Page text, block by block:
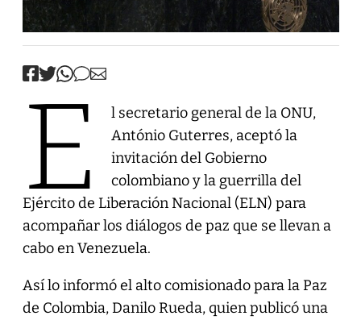
E
l secretario general de la ONU,
António Guterres, aceptó la
invitación del Gobierno
colombiano y la guerrilla del
Ejército de Liberación Nacional (ELN) para
acompañar los diálogos de paz que se llevan a
cabo en Venezuela.
Así lo informó el alto comisionado para la Paz
de Colombia, Danilo Rueda, quien publicó una